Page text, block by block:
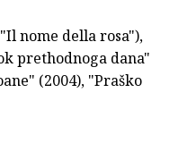
nome della rosa"),
prethodnoga dana"
(2004), "Praško